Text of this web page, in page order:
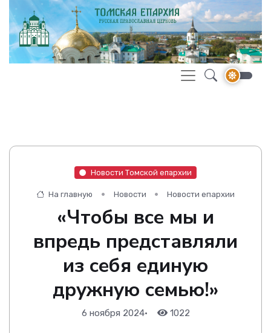
Новости Томской епархии
На главную Новости Новости епархии
«Чтобы все мы и
впредь представляли
из себя единую
дружную семью!»
6 ноября 2024• 1022